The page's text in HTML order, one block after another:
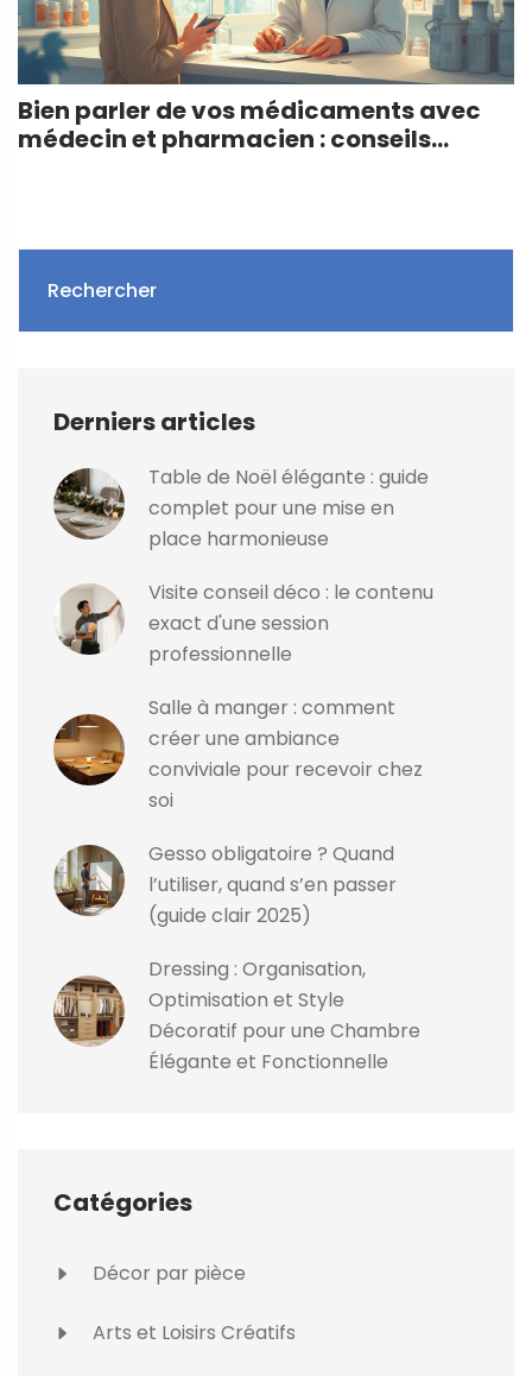
Bien parler de vos médicaments avec
médecin et pharmacien : conseils
Rechercher
Derniers articles
Table de Noël élégante : guide
complet pour une mise en
place harmonieuse
Visite conseil déco : le contenu
exact d'une session
professionnelle
Salle à manger : comment
créer une ambiance
conviviale pour recevoir chez
soi
Gesso obligatoire ? Quand
l’utiliser, quand s’en passer
(guide clair 2025)
Dressing : Organisation,
Optimisation et Style
Décoratif pour une Chambre
Élégante et Fonctionnelle
Catégories
Décor par pièce
Arts et Loisirs Créatifs